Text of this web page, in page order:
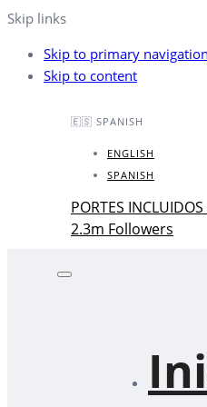
Skip links
Skip to primary navigation
Skip to content
🇪🇸 SPANISH
ENGLISH
SPANISH
PORTES
2.3m Followers